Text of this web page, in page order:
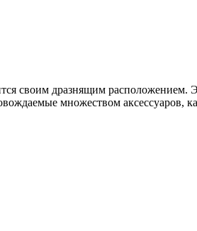
своим дразнящим расположением.
множеством аксессуаров,